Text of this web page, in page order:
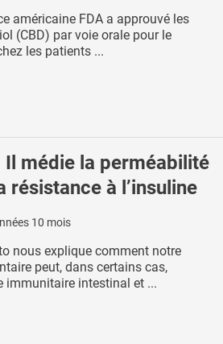
américaine FDA a approuvé les
(CBD) par voie orale pour le
les patients ...
Il médie la perméabilité
résistance à l’insuline
10 mois
nous explique comment notre
peut, dans certains cas,
immunitaire intestinal et ...